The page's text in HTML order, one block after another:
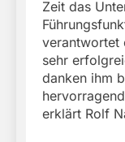
Zeit das
verantwortet
sehr
danken ihm
erklärt Rolf